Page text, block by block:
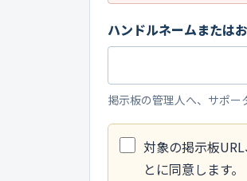
ハンドルネームまたは
掲示板の管理人へ、サポー
対象の掲示板
とに同意します。